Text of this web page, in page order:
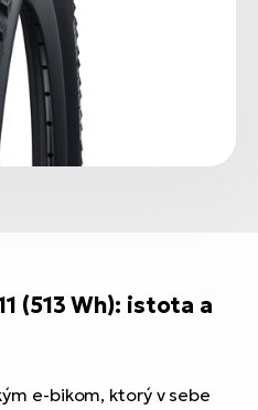
(513 Wh): istota a
e-bikom, ktorý v sebe